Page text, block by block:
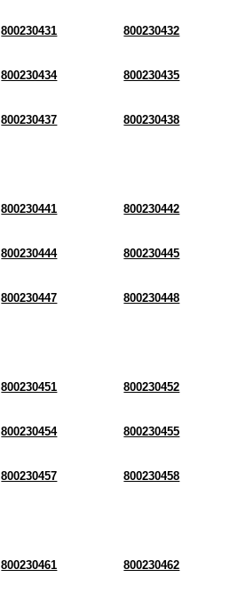
800230431 800230432
800230434 800230435
800230437 800230438
800230441 800230442
800230444 800230445
800230447 800230448
800230451 800230452
800230454 800230455
800230457 800230458
800230461 800230462